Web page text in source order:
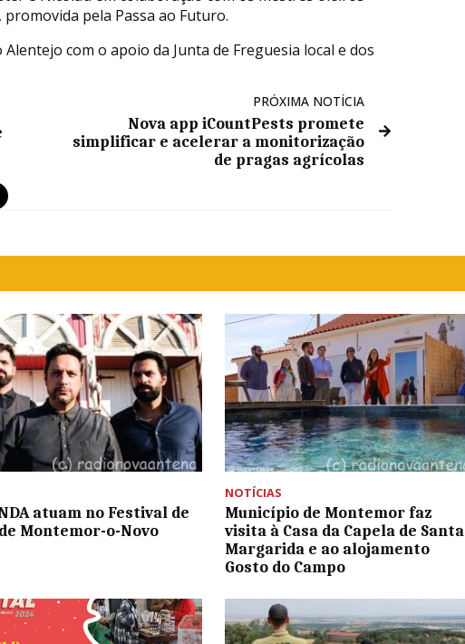
pela Passa ao Futuro.
com o apoio da Junta de Freguesia local e dos
PRÓXIMA NOTÍCIA
Nova app iCountPests promete
simplificar e acelerar a monitorização
de pragas agrícolas
atuam no Festival de
Montemor-o-Novo
NOTÍCIAS
Município de Montemor faz
visita à Casa da Capela de Santa
Margarida e ao alojamento
Gosto do Campo